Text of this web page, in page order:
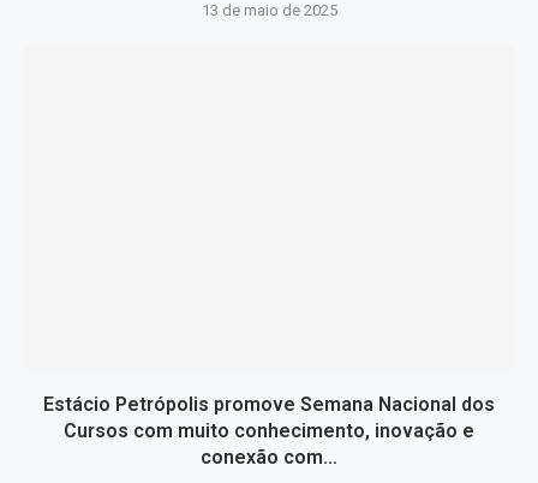
13 de maio de 2025
Estácio Petrópolis promove Semana Nacional dos
Cursos com muito conhecimento, inovação e
conexão com...